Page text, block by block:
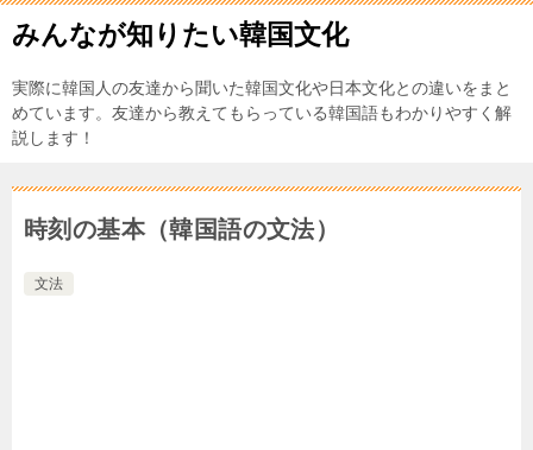
みんなが知りたい韓国文化
実際に韓国人の友達から聞いた韓国文化や日本文化との違いをまと
めています。友達から教えてもらっている韓国語もわかりやすく解
説します！
時刻の基本（韓国語の文法）
文法